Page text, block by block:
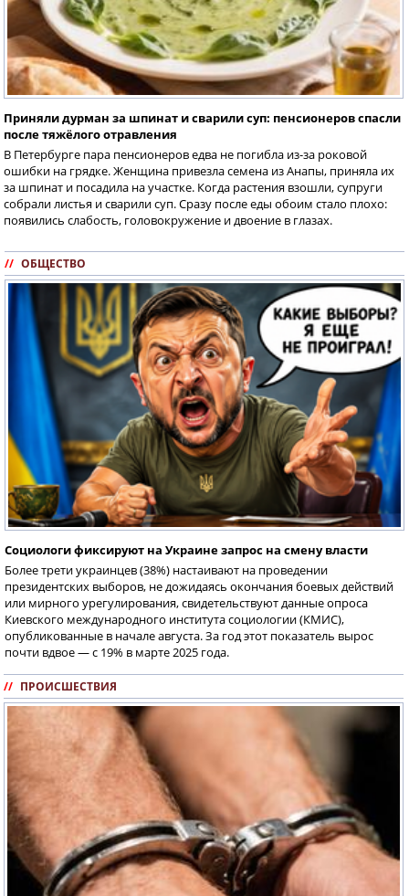
Приняли дурман за шпинат и сварили суп: пенсионеров спасли
после тяжёлого отравления
В Петербурге пара пенсионеров едва не погибла из-за роковой
ошибки на грядке. Женщина привезла семена из Анапы, приняла их
за шпинат и посадила на участке. Когда растения взошли, супруги
собрали листья и сварили суп. Сразу после еды обоим стало плохо:
появились слабость, головокружение и двоение в глазах.
// ОБЩЕСТВО
Социологи фиксируют на Украине запрос на смену власти
Более трети украинцев (38%) настаивают на проведении
президентских выборов, не дожидаясь окончания боевых действий
или мирного урегулирования, свидетельствуют данные опроса
Киевского международного института социологии (КМИС),
опубликованные в начале августа. За год этот показатель вырос
почти вдвое — с 19% в марте 2025 года.
// ПРОИСШЕСТВИЯ